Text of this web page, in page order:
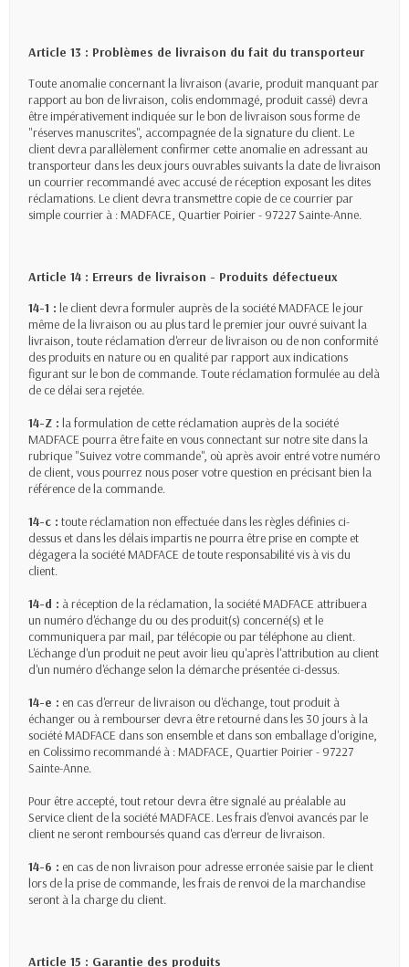
Article 13 : Problèmes de livraison du fait du transporteur
Toute anomalie concernant la livraison (avarie, produit manquant par
rapport au bon de livraison, colis endommagé, produit cassé) devra
être impérativement indiquée sur le bon de livraison sous forme de
"réserves manuscrites", accompagnée de la signature du client. Le
client devra parallèlement confirmer cette anomalie en adressant au
transporteur dans les deux jours ouvrables suivants la date de livraison
un courrier recommandé avec accusé de réception exposant les dites
réclamations. Le client devra transmettre copie de ce courrier par
simple courrier à : MADFACE, Quartier Poirier - 97227 Sainte-Anne.
Article 14 : Erreurs de livraison - Produits défectueux
14-1 : le client devra formuler auprès de la société MADFACE le jour
même de la livraison ou au plus tard le premier jour ouvré suivant la
livraison, toute réclamation d'erreur de livraison ou de non conformité
des produits en nature ou en qualité par rapport aux indications
figurant sur le bon de commande. Toute réclamation formulée au delà
de ce délai sera rejetée.
14-Z : la formulation de cette réclamation auprès de la société
MADFACE pourra être faite en vous connectant sur notre site dans la
rubrique "Suivez votre commande", où après avoir entré votre numéro
de client, vous pourrez nous poser votre question en précisant bien la
référence de la commande.
14-c : toute réclamation non effectuée dans les règles définies ci-
dessus et dans les délais impartis ne pourra être prise en compte et
dégagera la société MADFACE de toute responsabilité vis à vis du
client.
14-d : à réception de la réclamation, la société MADFACE attribuera
un numéro d'échange du ou des produit(s) concerné(s) et le
communiquera par mail, par télécopie ou par téléphone au client.
L'échange d'un produit ne peut avoir lieu qu'après l'attribution au client
d'un numéro d'échange selon la démarche présentée ci-dessus.
14-e : en cas d'erreur de livraison ou d'échange, tout produit à
échanger ou à rembourser devra être retourné dans les 30 jours à la
société MADFACE dans son ensemble et dans son emballage d'origine,
en Colissimo recommandé à : MADFACE, Quartier Poirier - 97227
Sainte-Anne.
Pour être accepté, tout retour devra être signalé au préalable au
Service client de la société MADFACE. Les frais d'envoi avancés par le
client ne seront remboursés quand cas d'erreur de livraison.
14-6 : en cas de non livraison pour adresse erronée saisie par le client
lors de la prise de commande, les frais de renvoi de la marchandise
seront à la charge du client.
Article 15 : Garantie des produits